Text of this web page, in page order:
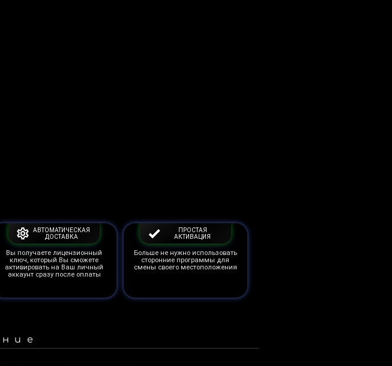
АВТОМАТИЧЕСКАЯ
ДОСТАВКА
Вы получаете лицензионный
ключ, который Вы сможете
активировать на Ваш личный
аккаунт сразу после оплаты
ПРОСТАЯ
АКТИВАЦИЯ
Больше не нужно использовать
сторонние программы для
смены своего местоположения